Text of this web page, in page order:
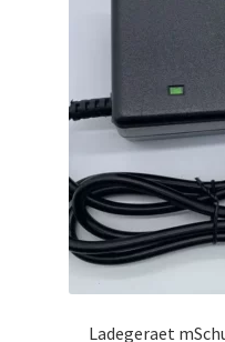
Ladegeraet